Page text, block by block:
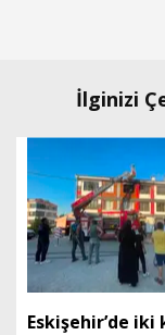
İlginizi
Eskişehir’de iki